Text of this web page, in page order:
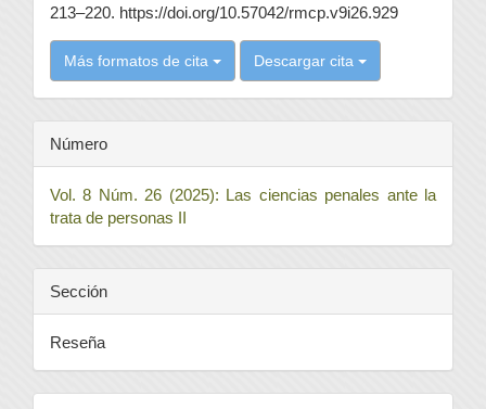
213–220. https://doi.org/10.57042/rmcp.v9i26.929
Más formatos de cita Descargar cita
Número
Vol. 8 Núm. 26 (2025): Las ciencias penales ante la
trata de personas II
Sección
Reseña